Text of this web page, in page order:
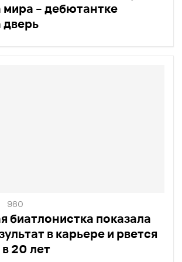
мира – дебютантке
дверь
биатлонистка показала
в карьере и рвется
20 лет
980